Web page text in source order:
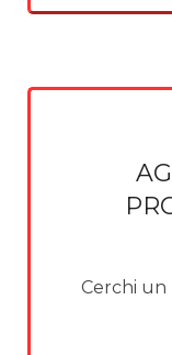
Cerchi un